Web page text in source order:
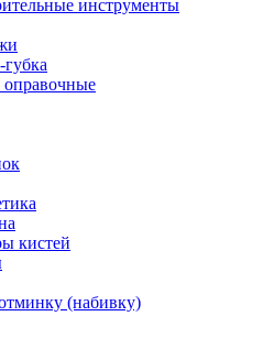
инструменты
оправочные
кистей
(набивку)